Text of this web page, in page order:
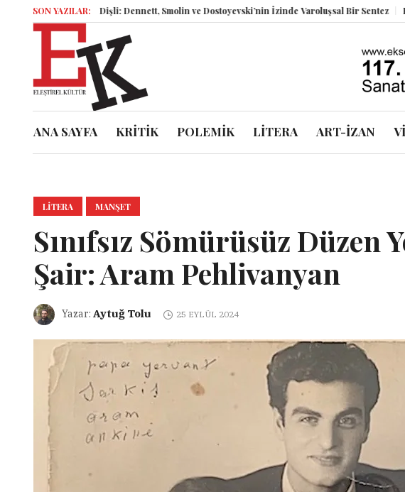
SON YAZILAR:
İsyankâr Dişli: Dennett, Smolin ve Dostoyevski’nin İzinde Varoluşsal Bir Sentez Herbert
ANA SAYFA KRİTİK POLEMİK LİTERA ART-İZAN
LITERA MANŞET
Sınıfsız Sömürüsüz
Şair: Aram Pehlivanyan
Yazar: Aytuğ Tolu 25 EYLÜL 2024